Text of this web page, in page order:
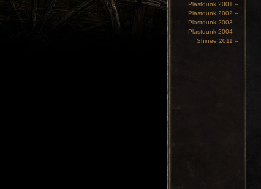
Plastdunk 2001 –
Plastdunk 2002 –
Plastdunk 2003 –
Plastdunk 2004 –
Shinee 2011 –